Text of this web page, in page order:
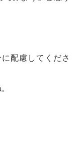
配慮してくださ